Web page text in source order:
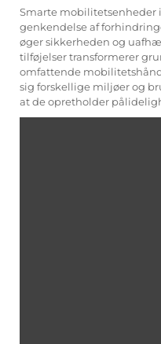
Smarte mobilitetsenheder
genkendelse af
øger sikkerheden og
tilføjelser transformerer
omfattende
sig forskellige miljøer og
at de opretholder